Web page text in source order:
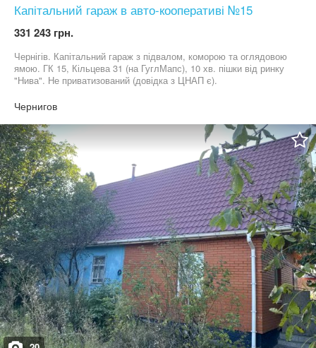
Капітальний гараж в авто-кооперативі №15
331 243 грн.
Чернігів. Капітальний гараж з підвалом, коморою та оглядовою
ямою. ГК 15, Кільцева 31 (на ГуглМапс), 10 хв. пішки від ринку
"Нива". Не приватизований (довідка з ЦНАП є).
участі нотаріуса. Внесок за 2026 рік сплачено. За
електроенергію боргу немає. З сусідами проблем немає. Дах не
тече, перекривали 2 роки тому. Адекватний торг.
Чернигов